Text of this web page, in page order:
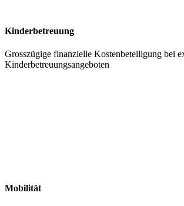
Kinderbetreuung
Grosszügige finanzielle Kostenbeteiligung bei
Kinderbetreuungsangeboten
Mobilität